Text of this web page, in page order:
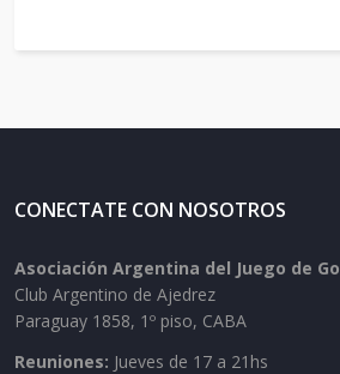
CONECTATE CON NOSOTROS
Asociación Argentina del Juego de Go
Club Argentino de Ajedrez
Paraguay 1858, 1º piso, CABA
Reuniones: Jueves de 17 a 21hs